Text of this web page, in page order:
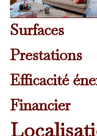
Surfaces
Prestations
Efficacité
Financier